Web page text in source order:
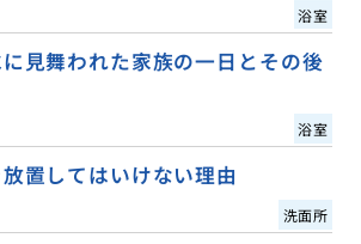
浴室
見舞われた家族の一日とその後
浴室
置してはいけない理由
洗面所